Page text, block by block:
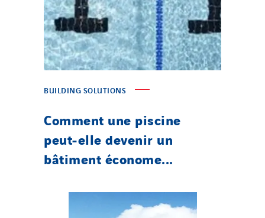
BUILDING SOLUTIONS
Comment une piscine
peut-elle devenir un
bâtiment économe...